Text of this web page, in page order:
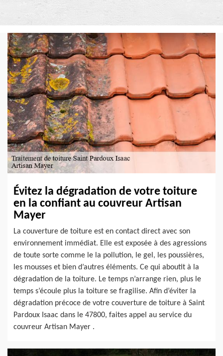
Évitez la dégradation de votre toiture
en la confiant au couvreur Artisan
Mayer
La couverture de toiture est en contact direct avec son
environnement immédiat. Elle est exposée à des agressions
de toute sorte comme le la pollution, le gel, les poussières,
les mousses et bien d’autres éléments. Ce qui aboutit à la
dégradation de la toiture. Le temps n’arrange rien, plus le
temps s’écoule plus la toiture se fragilise. Afin d’éviter la
dégradation précoce de votre couverture de toiture à Saint
Pardoux Isaac dans le 47800, faites appel au service du
couvreur Artisan Mayer .